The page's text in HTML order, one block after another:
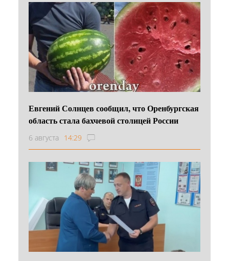
Евгений Солнцев сообщил, что Оренбургская
область стала бахчевой столицей России
6 августа 14:29